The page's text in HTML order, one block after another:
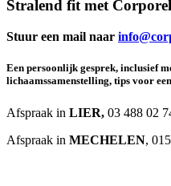
Stralend fitmet
Stuur een mail naar
Een persoonlijk gesprek, inclusief
lichaamssamenstelling, tips voor
Afspraak in LIER, 03 488 02
Afspraak in MECHELEN,